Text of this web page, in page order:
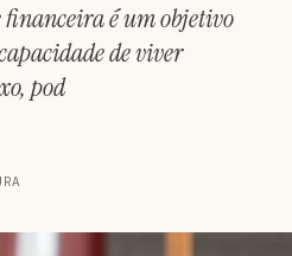
financeira é um objetivo
de viver
pod